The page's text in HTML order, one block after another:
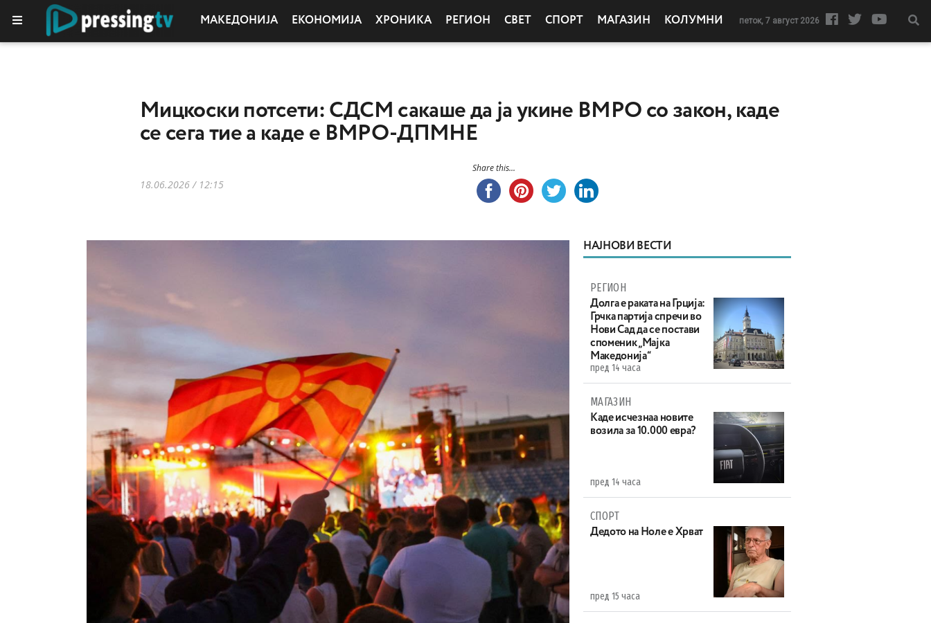
МАКЕДОНИЈА ЕКОНОМИЈА ХРОНИКА РЕГИОН СВЕТ СПОРТ МАГАЗИН КОЛУМНИ петок, 7 август 2026
Мицкоски потсети: СДСМ сакаше да ја укине ВМРО со закон, каде
се сега тие а каде е ВМРО-ДПМНЕ
18.06.2026 / 12:15
Share this...
НАЈНОВИ ВЕСТИ
РЕГИОН
Долга е раката на Грција:
Грчка партија спречи во
Нови Сад да се постави
споменик „Мајка
Македонија“
пред 14 часа
МАГАЗИН
Каде исчезнаа новите
возила за 10.000 евра?
пред 14 часа
СПОРТ
Дедото на Ноле е Хрват
пред 15 часа